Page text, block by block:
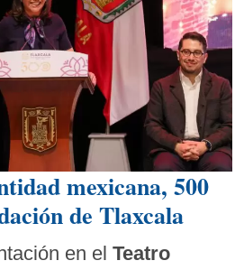
mexicana, 500
de Tlaxcala
en elTeatro